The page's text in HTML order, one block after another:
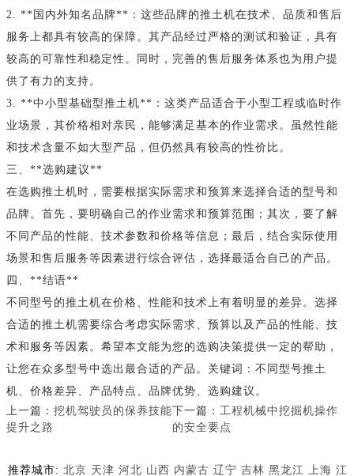
2. **国内外知名品牌**：这些品牌的推土机在技术、品质和售后
服务上都具有较高的保障。其产品经过严格的测试和验证，具有
较高的可靠性和稳定性。同时，完善的售后服务体系也为用户提
供了有力的支持。
3. **中小型基础型推土机**：这类产品适合于小型工程或临时作
业场景，其价格相对亲民，能够满足基本的作业需求。虽然性能
和技术含量不如大型产品，但仍然具有较高的性价比。
三、**选购建议**
在选购推土机时，需要根据实际需求和预算来选择合适的型号和
品牌。首先，要明确自己的作业需求和预算范围；其次，要了解
不同产品的性能、技术参数和价格等信息；最后，结合实际使用
场景和售后服务等因素进行综合评估，选择最适合自己的产品。
四、**结语**
不同型号的推土机在价格、性能和技术上有着明显的差异。选择
合适的推土机需要综合考虑实际需求、预算以及产品的性能、技
术和服务等因素。希望本文能为您的选购决策提供一定的帮助，
让您在众多型号中选出最合适的产品。关键词：不同型号推土
机、价格差异、产品特点、品牌优势、选购建议。
上一篇： 挖机驾驶员的保养技能
提升之路
下一篇： 工程机械中挖掘机操作
的安全要点
推荐城市: 北京 天津 河北 山西 内蒙古 辽宁 吉林 黑龙江 上海 江